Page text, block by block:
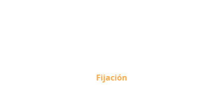
Fijación